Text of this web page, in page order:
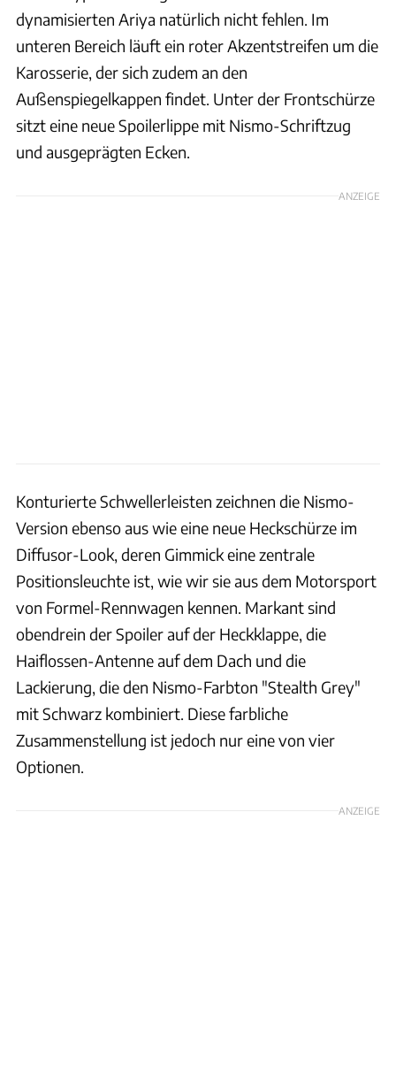
dynamisierten Ariya natürlich nicht fehlen. Im
unteren Bereich läuft ein roter Akzentstreifen um die
Karosserie, der sich zudem an den
Außenspiegelkappen findet. Unter der Frontschürze
sitzt eine neue Spoilerlippe mit Nismo-Schriftzug
und ausgeprägten Ecken.
ANZEIGE
Konturierte Schwellerleisten zeichnen die Nismo-
Version ebenso aus wie eine neue Heckschürze im
Diffusor-Look, deren Gimmick eine zentrale
Positionsleuchte ist, wie wir sie aus dem Motorsport
von Formel-Rennwagen kennen. Markant sind
obendrein der Spoiler auf der Heckklappe, die
Haiflossen-Antenne auf dem Dach und die
Lackierung, die den Nismo-Farbton "Stealth Grey"
mit Schwarz kombiniert. Diese farbliche
Zusammenstellung ist jedoch nur eine von vier
Optionen.
ANZEIGE